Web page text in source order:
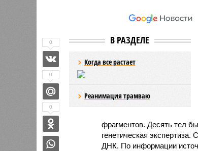
В РАЗДЕЛЕ
Когда все растает
Реанимация трамваю
фрагментов. Десять тел
генетическая
ДНК. По информации
0
0
0